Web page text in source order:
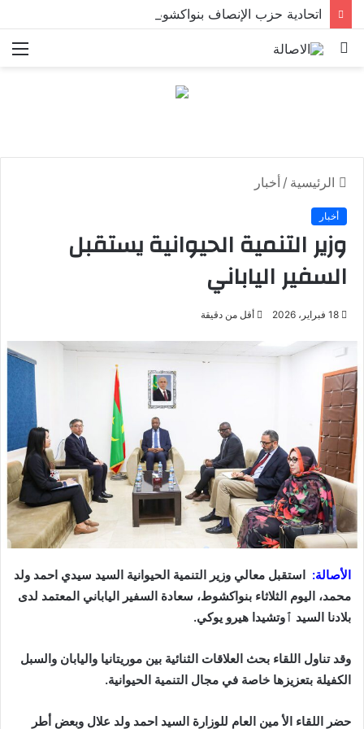
بحث
الرئيسية / أخبار
أخبار
وزير التنمية الحيوانية يستقبل
السفير الياباني
18 فبراير، 2026 أقل من دقيقة
الأصالة:
استقبل معالي وزير التنمية الحيوانية السيد سيدي احمد ولد
محمد، اليوم الثلاثاء بنواكشوط، سعادة السفير الياباني المعتمد لدى
بلادنا السيد ٱوتشيدا هيرو يوكي.
وقد تناول اللقاء بحث العلاقات الثنائية بين موريتانيا واليابان والسبل
الكفيلة بتعزيزها خاصة في مجال التنمية الحيوانية.
حضر اللقاء الأ مين العام للوزارة السيد احمد ولد علال وبعض أطر